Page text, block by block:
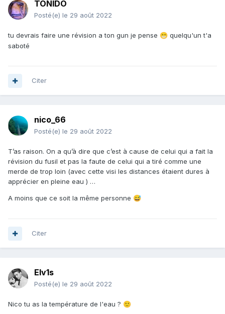
TONIDO
Posté(e) le 29 août 2022
tu devrais faire une révision a ton gun je pense 😁 quelqu'un t'a
saboté
Citer
nico_66
Posté(e) le 29 août 2022
T’as raison. On a qu’à dire que c’est à cause de celui qui a fait la
révision du fusil et pas la faute de celui qui a tiré comme une
merde de trop loin (avec cette visi les distances étaient dures à
apprécier en pleine eau ) …
A moins que ce soit la même personne 😅
Citer
Elv1s
Posté(e) le 29 août 2022
Nico tu as la température de l'eau ? 🙂